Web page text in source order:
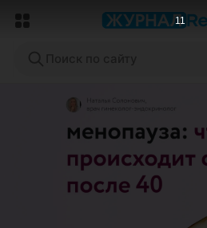
ЭФФЕКТИВНАЯ
9